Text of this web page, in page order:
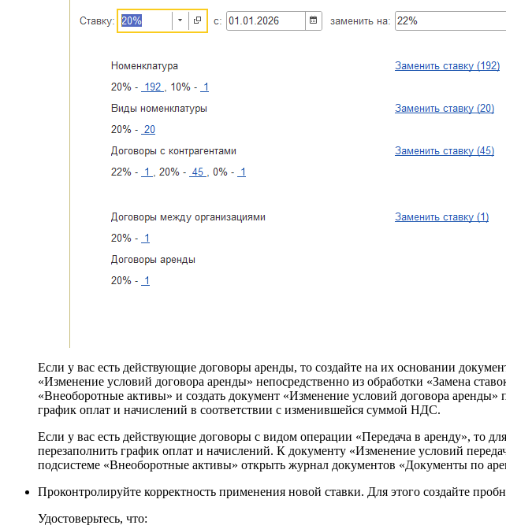
Если у вас есть действующие договоры аренды, то создайте на их основании
«Изменение условий договора аренды» непосредственно из обработки «Замена
«Внеоборотные активы» и создать документ «Изменение условий договора
график оплат и начислений в соответствии с изменившейся суммой НДС.
Если у вас есть действующие договоры с видом операции «Передача в аренду», то
перезаполнить график оплат и начислений. К документу «Изменение условий
подсистеме «Внеоборотные активы» открыть журнал документов «Документы по
Проконтролируйте корректность применения новой ставки. Для этого создайте
Удостоверьтесь, что: